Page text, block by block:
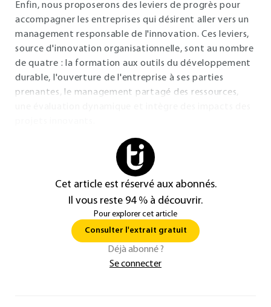
Enfin, nous proposerons des leviers de progrès pour
accompagner les entreprises qui désirent aller vers un
management responsable de l'innovation. Ces leviers,
source d'innovation organisationnelle, sont au nombre
de quatre : la formation aux outils du développement
durable, l'ouverture de l'entreprise à ses parties
prenantes, le management partagé des ressources,
Cet article est réservé aux abonnés.
Il vous reste 94 % à découvrir.
Pour explorer cet article
Consulter l'extrait gratuit
Déjà abonné ?
Se connecter